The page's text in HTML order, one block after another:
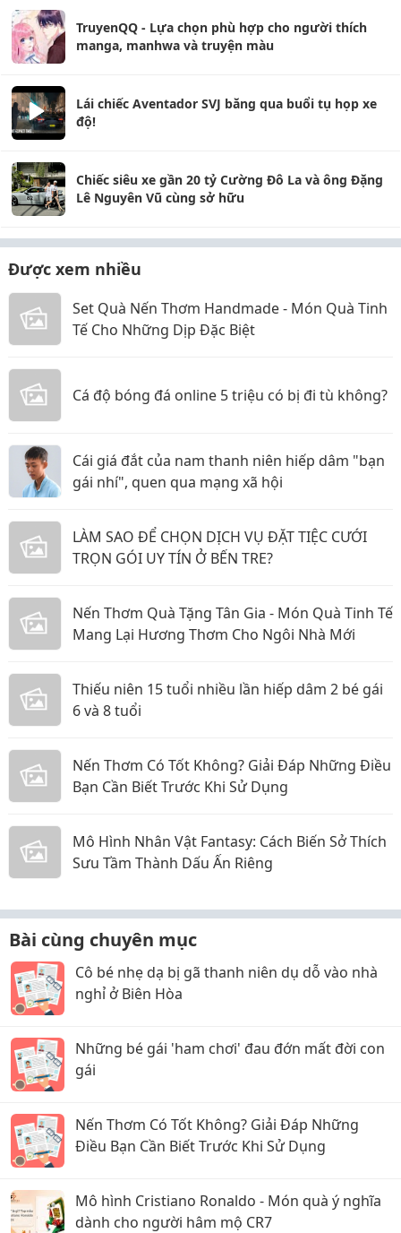
TruyenQQ - Lựa chọn phù hợp cho người thích
manga, manhwa và truyện màu
Lái chiếc Aventador SVJ băng qua buổi tụ họp xe
độ!
Chiếc siêu xe gần 20 tỷ Cường Đô La và ông Đặng
Lê Nguyên Vũ cùng sở hữu
Được xem nhiều
Set Quà Nến Thơm Handmade - Món Quà Tinh
Tế Cho Những Dịp Đặc Biệt
Cá độ bóng đá online 5 triệu có bị đi tù không?
Cái giá đắt của nam thanh niên hiếp dâm "bạn
gái nhí", quen qua mạng xã hội
LÀM SAO ĐỂ CHỌN DỊCH VỤ ĐẶT TIỆC CƯỚI
TRỌN GÓI UY TÍN Ở BẾN TRE?
Nến Thơm Quà Tặng Tân Gia - Món Quà Tinh Tế
Mang Lại Hương Thơm Cho Ngôi Nhà Mới
Thiếu niên 15 tuổi nhiều lần hiếp dâm 2 bé gái
6 và 8 tuổi
Nến Thơm Có Tốt Không? Giải Đáp Những Điều
Bạn Cần Biết Trước Khi Sử Dụng
Mô Hình Nhân Vật Fantasy: Cách Biến Sở Thích
Sưu Tầm Thành Dấu Ấn Riêng
Bài cùng chuyên mục
Cô bé nhẹ dạ bị gã thanh niên dụ dỗ vào nhà
nghỉ ở Biên Hòa
Những bé gái 'ham chơi' đau đớn mất đời con
gái
Nến Thơm Có Tốt Không? Giải Đáp Những
Điều Bạn Cần Biết Trước Khi Sử Dụng
Mô hình Cristiano Ronaldo - Món quà ý nghĩa
dành cho người hâm mộ CR7